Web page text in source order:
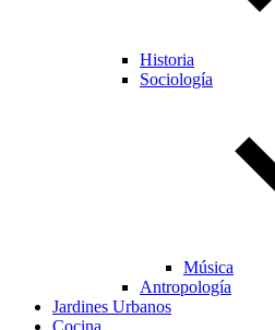
Historia
Sociología
Música
Antropología
Jardines Urbanos
Cocina